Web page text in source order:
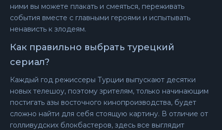
ними вы можете плакать и смеяться, переживать
события вместе с главными героями и испытывать
ненависть к злодеям.
Как правильно выбрать турецкий
сериал?
Каждый год режиссеры Турции выпускают десятки
новых телешоу, поэтому зрителям, только начинающим
постигать азы восточного кинопроизводства, будет
сложно найти для себя стоящую картину. В отличие от
голливудских блокбастеров, здесь все выглядит